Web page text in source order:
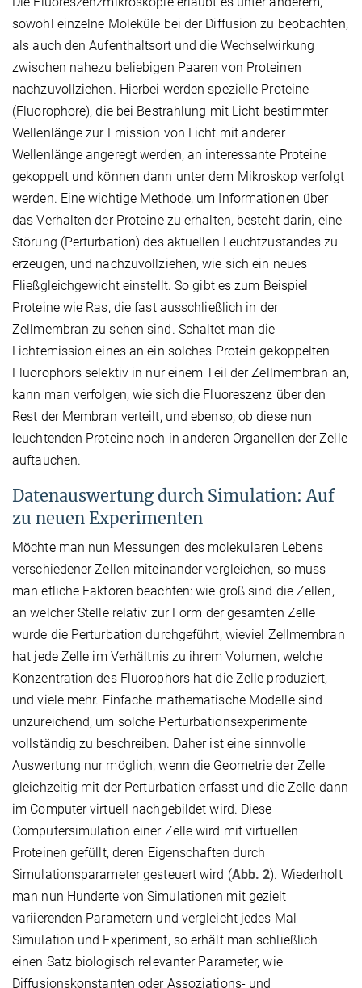
sowohl einzelne Moleküle bei der Diffusion zu beobachten,
als auch den Aufenthaltsort und die Wechselwirkung
zwischen nahezu beliebigen Paaren von Proteinen
nachzuvollziehen. Hierbei werden spezielle Proteine
(Fluorophore), die bei Bestrahlung mit Licht bestimmter
Wellenlänge zur Emission von Licht mit anderer
Wellenlänge angeregt werden, an interessante Proteine
gekoppelt und können dann unter dem Mikroskop verfolgt
werden. Eine wichtige Methode, um Informationen über
das Verhalten der Proteine zu erhalten, besteht darin, eine
Störung (Perturbation) des aktuellen Leuchtzustandes zu
erzeugen, und nachzuvollziehen, wie sich ein neues
Fließgleichgewicht einstellt. So gibt es zum Beispiel
Proteine wie Ras, die fast ausschließlich in der
Zellmembran zu sehen sind. Schaltet man die
Lichtemission eines an ein solches Protein gekoppelten
Fluorophors selektiv in nur einem Teil der Zellmembran an,
kann man verfolgen, wie sich die Fluoreszenz über den
Rest der Membran verteilt, und ebenso, ob diese nun
leuchtenden Proteine noch in anderen Organellen der Zelle
auftauchen.
Datenauswertung durch Simulation: Auf
zu neuen Experimenten
Möchte man nun Messungen des molekularen Lebens
verschiedener Zellen miteinander vergleichen, so muss
man etliche Faktoren beachten: wie groß sind die Zellen,
an welcher Stelle relativ zur Form der gesamten Zelle
wurde die Perturbation durchgeführt, wieviel Zellmembran
hat jede Zelle im Verhältnis zu ihrem Volumen, welche
Konzentration des Fluorophors hat die Zelle produziert,
und viele mehr. Einfache mathematische Modelle sind
unzureichend, um solche Perturbationsexperimente
vollständig zu beschreiben. Daher ist eine sinnvolle
Auswertung nur möglich, wenn die Geometrie der Zelle
gleichzeitig mit der Perturbation erfasst und die Zelle dann
im Computer virtuell nachgebildet wird. Diese
Computersimulation einer Zelle wird mit virtuellen
Proteinen gefüllt, deren Eigenschaften durch
Simulationsparameter gesteuert wird (Abb. 2). Wiederholt
man nun Hunderte von Simulationen mit gezielt
variierenden Parametern und vergleicht jedes Mal
Simulation und Experiment, so erhält man schließlich
einen Satz biologisch relevanter Parameter, wie
Diffusionskonstanten oder Assoziations- und